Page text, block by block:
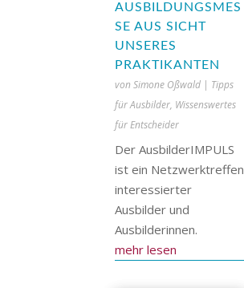
AUSBILDUNGSMES
SE AUS SICHT
UNSERES
PRAKTIKANTEN
von Simone Oßwald| Tipps
für Ausbilder, Wissenswertes
für Entscheider
Der AusbilderIMPULS
ist ein Netzwerktreffen
interessierter
Ausbilder und
Ausbilderinnen.
mehr lesen